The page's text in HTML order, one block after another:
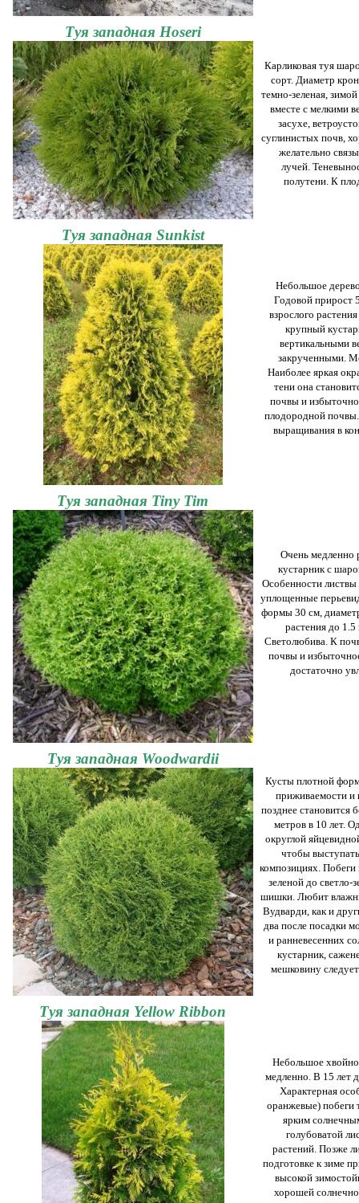
Туя западная Hoseri
Карликовая туя
сорт. Диаметр
темно-зеленая,
вместе с мелкими
засухе,
суглинистых почв,
желательно
лучей.
полутени. К
Туя западная Sunkist
Небольшое
Годовой прирост
взрослого
крупный
вертикальными
закрученными.
Наиболее яркая
тени она
почвы и
плодородной
выращивания в
Туя западная Tiny Tim
Очень медленно
кустарник с
Особенности
уплощенные
формы 30 см,
растения до
Светолюбива. К
почвы и
достаточно
Туя западная Woodwardii
Кусты плотной
приживаемости и
позднее становится
метров в 10 лет.
округлой
чтобы
композициях.
зеленой до
шишки. Любит
Вудварди, как и
два после посадки
и ранневесенних
кустарник,
мешковину
Туя западная Yellow Ribbon
Небольшое
медленно. В 15 лет
Характерная
оранжевые) побеги
ярким
голубоватой
растений. Позже
подготовке к зиме
высокой
хорошей